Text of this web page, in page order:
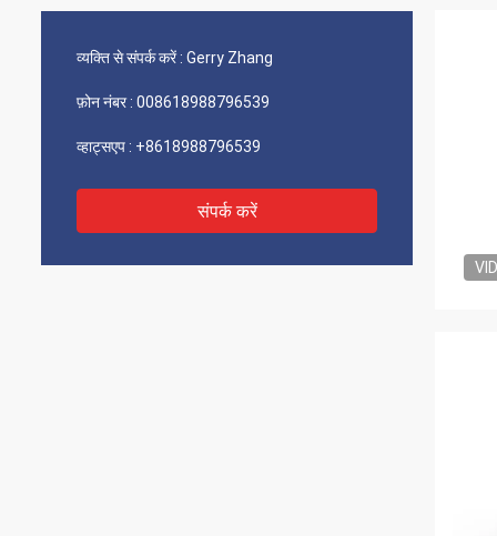
व्यक्ति से संपर्क करें : Gerry Zhang
फ़ोन नंबर : 008618988796539
व्हाट्सएप : +8618988796539
संपर्क करें